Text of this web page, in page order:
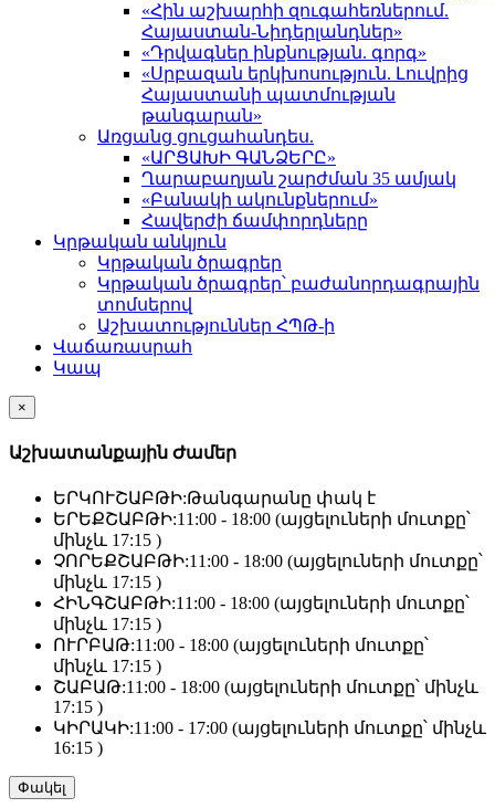
«Հին աշխարհի զուգահեռներում.
Հայաստան-Նիդերլանդներ»
«Դրվագներ ինքնության. գորգ»
«Սրբազան երկխոսություն. Լուվրից
Հայաստանի պատմության
թանգարան»
Առցանց ցուցահանդես.
«ԱՐՑԱԽԻ ԳԱՆՁԵՐԸ»
Ղարաբաղյան շարժման 35 ամյակ
«Բանակի ակունքներում»
Հավերժի ճամփորդները
Կրթական անկյուն
Կրթական ծրագրեր
Կրթական ծրագրեր՝ բաժանորդագրային
տոմսերով
Աշխատություններ ՀՊԹ-ի
Վաճառասրահ
Կապ
×
Աշխատանքային Ժամեր
ԵՐԿՈՒՇԱԲԹԻ:Թանգարանը փակ է
ԵՐԵՔՇԱԲԹԻ:11:00 - 18:00 (այցելուների մուտքը՝
մինչև 17:15 )
ՉՈՐԵՔՇԱԲԹԻ:11:00 - 18:00 (այցելուների մուտքը՝
մինչև 17:15 )
ՀԻՆԳՇԱԲԹԻ:11:00 - 18:00 (այցելուների մուտքը՝
մինչև 17:15 )
ՈՒՐԲԱԹ:11:00 - 18:00 (այցելուների մուտքը՝
մինչև 17:15 )
ՇԱԲԱԹ:11:00 - 18:00 (այցելուների մուտքը՝ մինչև
17:15 )
ԿԻՐԱԿԻ:11:00 - 17:00 (այցելուների մուտքը՝ մինչև
16:15 )
Փակել